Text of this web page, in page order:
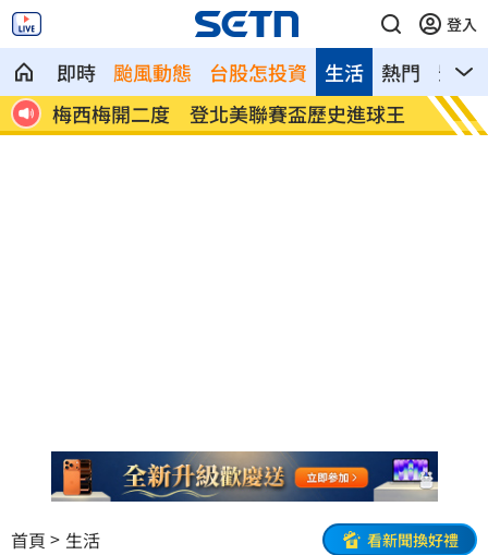
登入
即時 颱風動態 台股怎投資 熱門 影音
生活
王
挖童骨後頻出意外 台積電嘉義廠請神鎮
煞
這吃
賣
首頁 生活 看新聞換好禮